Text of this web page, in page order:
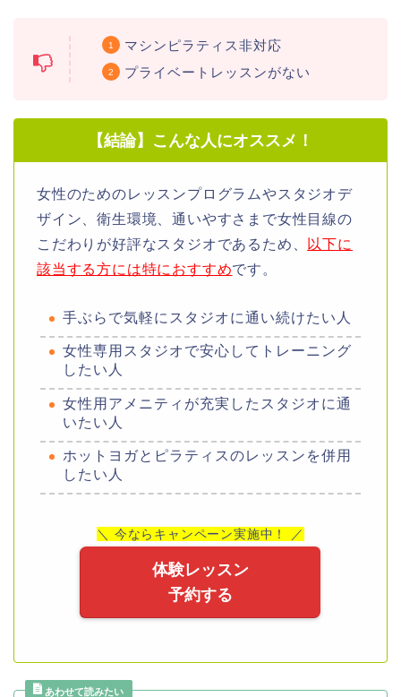
マシンピラティス非対応
プライベートレッスンがない
【結論】こんな人にオススメ！
女性のためのレッスンプログラムやスタジオデ
ザイン、衛生環境、通いやすさまで女性目線の
こだわりが好評なスタジオであるため、
以下に
該当する方には特におすすめです。
手ぶらで気軽にスタジオに通い続けたい人
女性専用スタジオで安心してトレーニング
したい人
女性用アメニティが充実したスタジオに通
いたい人
ホットヨガとピラティスのレッスンを併用
したい人
＼ 今ならキャンペーン実施中！ ／
体験レッスン
予約する